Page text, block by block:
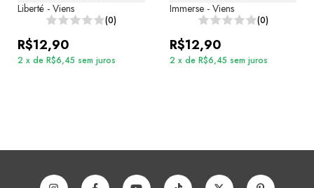
Liberté - Viens
(0)
R$12,90
2 x de R$6,45 sem juros
Immerse - Viens
(0)
R$12,90
2 x de R$6,45 sem juros